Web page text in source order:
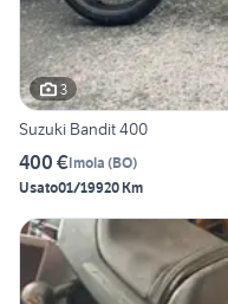
3
Suzuki Bandit 400
400 €Imola (BO)
Usato01/19920 Km